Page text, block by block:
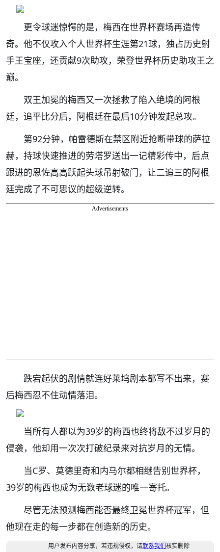
更令球迷惊愕的是，梅西在世界杯赛场再造传
奇。 他不仅攻入个人世界杯生涯第21球，独占历史射
手王宝座，还贡献9次助攻，荣登世界杯历史助攻王之
巅。
双王加冕的梅西又一次拯救了陷入绝境的阿根
廷，追平比分后，阿根廷在最后10分钟发起总攻。
第92分钟，帕雷德斯在禁区附近抢断带球的萨拉
赫，持球快速推进的劳塔罗送出一记精彩传中，后点
跟进的恩佐高高跃起头球吊射破门，让二追三的阿根
廷完成了不可思议的超级逆转。
Advertisements
跌宕起伏的剧情就连好莱坞剧本都写不出来，赛
后梅西忍不住动情落泪。
当所有人都以为39岁的梅西也终将敌不过岁月的
侵袭，他却用一次次打破纪录来对抗岁月的无情。
当C罗、莫德里奇和内马尔都相继告别世界杯，
39岁的梅西也成为无数老球迷的唯一寄托。
尽管无法预测梅西能否最终卫冕世界杯冠军，但
他现在走的每一步都在创造新的历史。
用户发布内容分享，若违规侵权，请联系我们核实删除